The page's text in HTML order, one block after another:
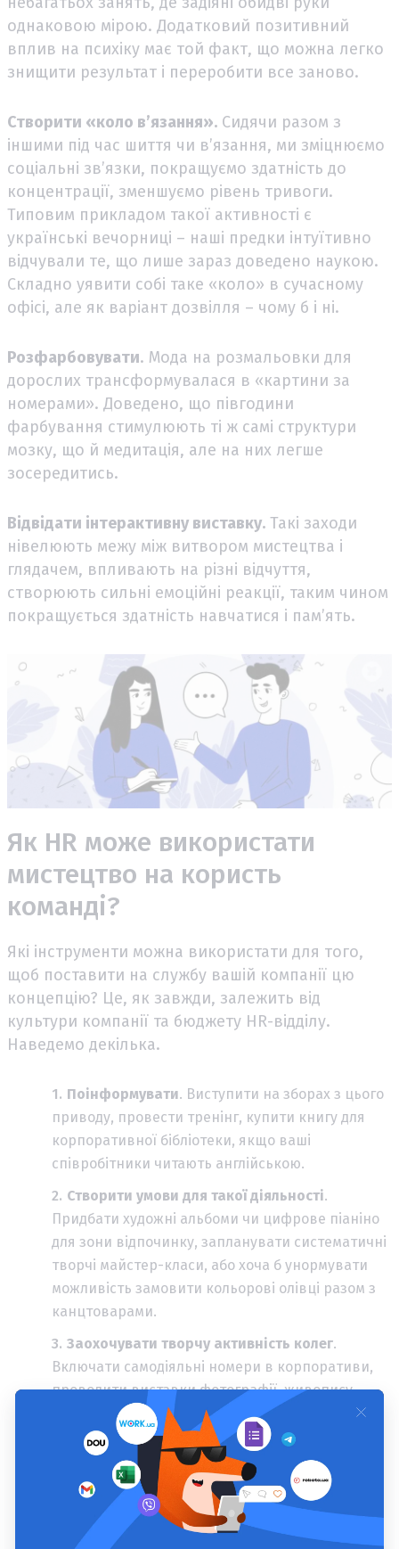
однаковою мірою. Додатковий позитивний
вплив на психіку має той факт, що можна легко
знищити результат і переробити все заново.
Створити «коло в’язання». Сидячи разом з
іншими під час шиття чи в’язання, ми зміцнюємо
соціальні зв’язки, покращуємо здатність до
концентрації, зменшуємо рівень тривоги.
Типовим прикладом такої активності є
українські вечорниці – наші предки інтуїтивно
відчували те, що лише зараз доведено наукою.
Складно уявити собі таке «коло» в сучасному
офісі, але як варіант дозвілля – чому б і ні.
Розфарбовувати. Мода на розмальовки для
дорослих трансформувалася в «картини за
номерами». Доведено, що півгодини
фарбування стимулюють ті ж самі структури
мозку, що й медитація, але на них легше
зосередитись.
Відвідати інтерактивну виставку. Такі заходи
нівелюють межу між витвором мистецтва і
глядачем, впливають на різні відчуття,
створюють сильні емоційні реакції, таким чином
покращується здатність навчатися і пам’ять.
Як HR може використати
мистецтво на користь
команді?
Які інструменти можна використати для того,
щоб поставити на службу вашій компанії цю
концепцію? Це, як завжди, залежить від
культури компанії та бюджету HR-відділу.
Наведемо декілька.
Поінформувати. Виступити на зборах з цього
приводу, провести тренінг, купити книгу для
корпоративної бібліотеки, якщо ваші
співробітники читають англійською.
Створити умови для такої діяльності.
Придбати художні альбоми чи цифрове піаніно
для зони відпочинку, запланувати систематичні
творчі майстер-класи, або хоча б унормувати
можливість замовити кольорові олівці разом з
канцтоварами.
Заохочувати творчу активність колег.
Включати самодіяльні номери в корпоративи,
проводити виставки фотографії, живопису,
автопортретів від Midjourney чи якогось
хендмейду; і хай ці виставки будуть віртуальні.
Включити в соцпакет на постійній основі
Компенсувати, повністю або частково, заняття
мистецтвом. Найняти корпоративного тренера
з латини чи вчителя малювання. Запровадити